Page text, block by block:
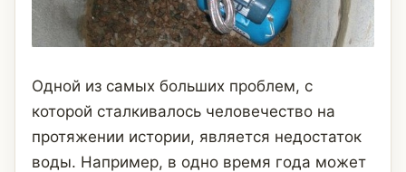
Одной из самых больших проблем, с
которой сталкивалось человечество на
протяжении истории, является недостаток
воды. Например, в одно время года может